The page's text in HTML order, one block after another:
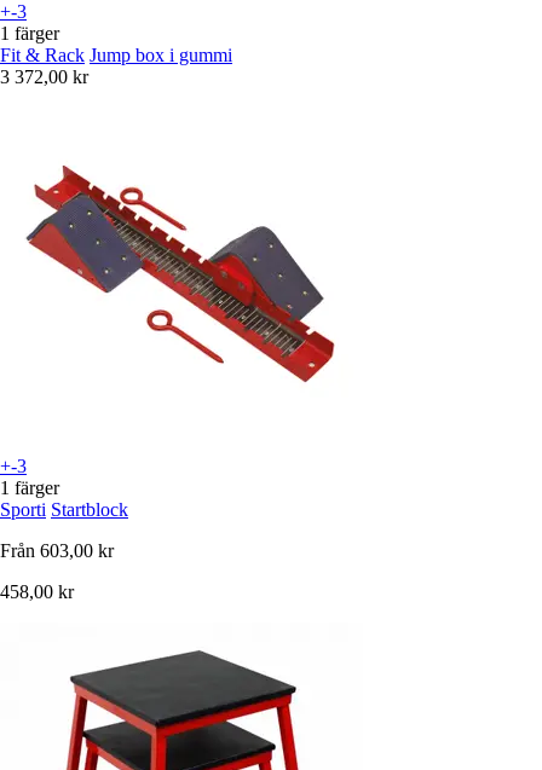
+-3
1 färger
Fit & Rack Jump box i gummi
3 372,00 kr
+-3
1 färger
Sporti Startblock
Från 603,00 kr
458,00 kr